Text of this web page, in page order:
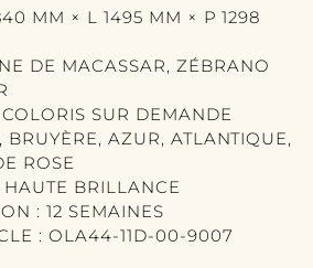
MM × L 1495 MM × P 1298
DE MACASSAR, ZÉBRANO
SUR DEMANDE
BRUYÈRE, AZUR, ATLANTIQUE,
ROSE
BRILLANCE
: 12 SEMAINES
: OLA44-11D-00-9007